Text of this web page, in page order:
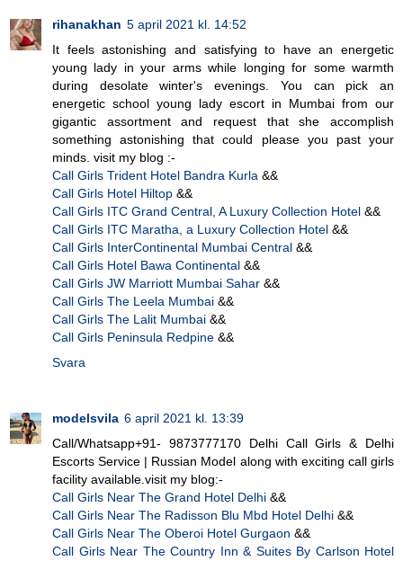
rihanakhan 5 april 2021 kl. 14:52
It feels astonishing and satisfying to have an energetic
young lady in your arms while longing for some warmth
during desolate winter's evenings. You can pick an
energetic school young lady escort in Mumbai from our
gigantic assortment and request that she accomplish
something astonishing that could please you past your
minds. visit my blog :-
Call Girls Trident Hotel Bandra Kurla &&
Call Girls Hotel Hiltop &&
Call Girls ITC Grand Central, A Luxury Collection Hotel &&
Call Girls ITC Maratha, a Luxury Collection Hotel &&
Call Girls InterContinental Mumbai Central &&
Call Girls Hotel Bawa Continental &&
Call Girls JW Marriott Mumbai Sahar &&
Call Girls The Leela Mumbai &&
Call Girls The Lalit Mumbai &&
Call Girls Peninsula Redpine &&
Svara
modelsvila 6 april 2021 kl. 13:39
Call/Whatsapp+91- 9873777170 Delhi Call Girls & Delhi
Escorts Service | Russian Model along with exciting call girls
facility available.visit my blog:-
Call Girls Near The Grand Hotel Delhi &&
Call Girls Near The Radisson Blu Mbd Hotel Delhi &&
Call Girls Near The Oberoi Hotel Gurgaon &&
Call Girls Near The Country Inn & Suites By Carlson Hotel